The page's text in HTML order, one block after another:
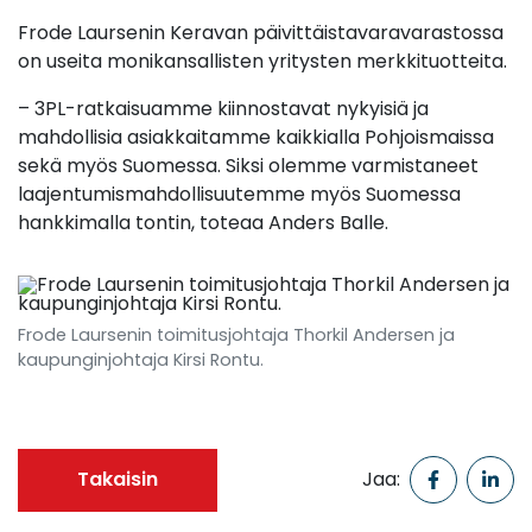
Frode Laursenin Keravan päivittäistavaravarastossa
on useita monikansallisten yritysten merkkituotteita.
– 3PL-ratkaisuamme kiinnostavat nykyisiä ja
mahdollisia asiakkaitamme kaikkialla Pohjoismaissa
sekä myös Suomessa. Siksi olemme varmistaneet
laajentumismahdollisuutemme myös Suomessa
hankkimalla tontin, toteaa Anders Balle.
Frode Laursenin toimitusjohtaja Thorkil Andersen ja
kaupunginjohtaja Kirsi Rontu.
Takaisin Jaa: